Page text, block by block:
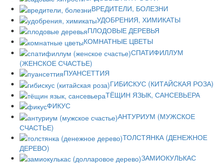
ВРЕДИТЕЛИ, БОЛЕЗНИ
УДОБРЕНИЯ, ХИМИКАТЫ
ПЛОДОВЫЕ ДЕРЕВЬЯ
КОМНАТНЫЕ ЦВЕТЫ
СПАТИФИЛЛУМ
(ЖЕНСКОЕ СЧАСТЬЕ)
ПУАНСЕТТИЯ
ГИБИСКУС (КИТАЙСКАЯ РОЗА)
ТЁЩИН ЯЗЫК, САНСЕВЬЕРА
ФИКУС
АНТУРИУМ (МУЖСКОЕ
СЧАСТЬЕ)
ТОЛСТЯНКА (ДЕНЕЖНОЕ
ДЕРЕВО)
ЗАМИОКУЛЬКАС